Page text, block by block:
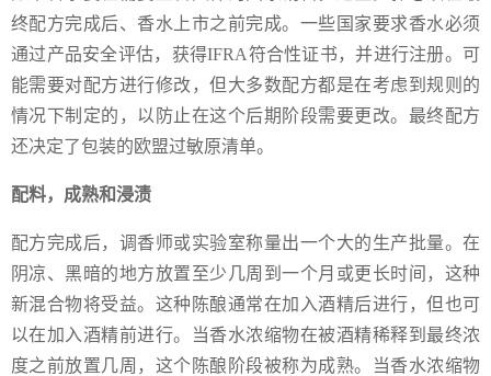
终配方完成后、香水上市之前完成。一些国家要求香水必须
通过产品安全评估，获得IFRA符合性证书，并进行注册。可
能需要对配方进行修改，但大多数配方都是在考虑到规则的
情况下制定的，以防止在这个后期阶段需要更改。最终配方
还决定了包装的欧盟过敏原清单。
配料，成熟和浸渍
配方完成后，调香师或实验室称量出一个大的生产批量。在
阴凉、黑暗的地方放置至少几周到一个月或更长时间，这种
新混合物将受益。这种陈酿通常在加入酒精后进行，但也可
以在加入酒精前进行。当香水浓缩物在被酒精稀释到最终浓
度之前放置几周，这个陈酿阶段被称为成熟。当香水浓缩物